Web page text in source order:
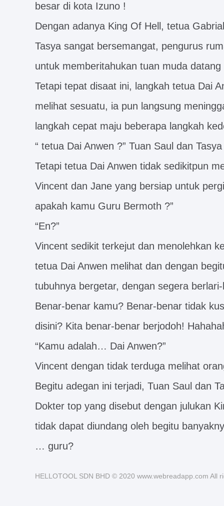
besar di kota Izuno !
Dengan adanya King Of Hell, tetua
Tasya sangat bersemangat, pengurus
untuk memberitahukan tuan muda
Tetapi tepat disaat ini, langkah tetua Dai
melihat sesuatu, ia pun langsung
langkah cepat maju beberapa langkah
“ tetua Dai Anwen ?” Tuan Saul dan
Tetapi tetua Dai Anwen tidak sedikitpun
Vincent dan Jane yang bersiap untuk
apakah kamu Guru Bermoth ?”
“En?”
Vincent sedikit terkejut dan menolehkan
tetua Dai Anwen melihat dan dengan
tubuhnya bergetar, dengan segera
Benar-benar kamu? Benar-benar tidak
disini? Kita benar-benar berjodoh!
“Kamu adalah… Dai Anwen?”
Vincent dengan tidak terduga melihat
Begitu adegan ini terjadi, Tuan Saul dan
Dokter top yang disebut dengan julukan
tidak dapat diundang oleh begitu
… guru?
HELLOTOOL SDN BHD © 2020 www.webreadapp.com All